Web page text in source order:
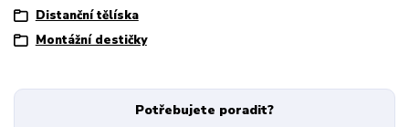
Distanční tělíska
Montážní destičky
Potřebujete poradit?